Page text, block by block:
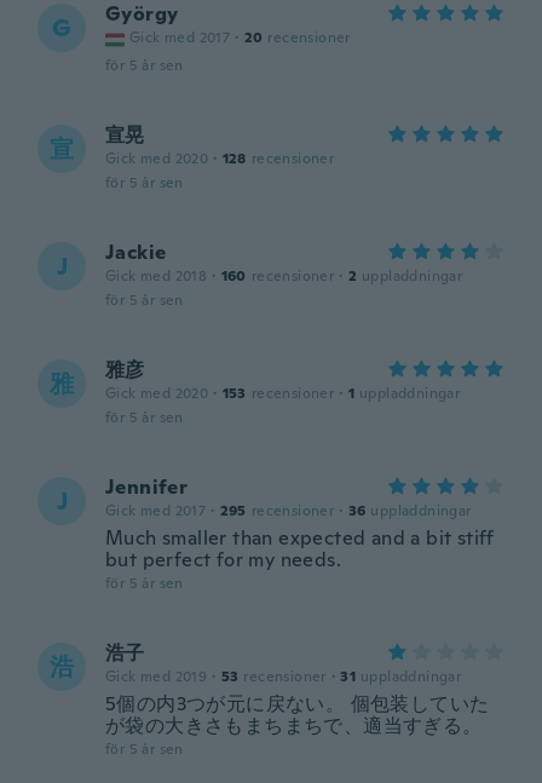
G György
Gick med 2017 · 20 recensioner
för 5 år sen
宣 宣晃
Gick med 2020 · 128 recensioner
för 5 år sen
J Jackie
Gick med 2018 · 160 recensioner · 2 uppladdningar
för 5 år sen
雅 雅彦
Gick med 2020 · 153 recensioner · 1 uppladdningar
för 5 år sen
J Jennifer
Gick med 2017 · 295 recensioner · 36 uppladdningar
Much smaller than expected and a bit stiff
but perfect for my needs.
för 5 år sen
浩 浩子
Gick med 2019 · 53 recensioner · 31 uppladdningar
5個の内3つが元に戻ない。 個包装していた
が袋の大きさもまちまちで、適当すぎる。
för 5 år sen